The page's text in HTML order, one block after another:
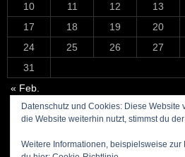
10
11 12 13
17
18 19 20
24
25 26 27
31
« Feb.
Datenschutz und Cookies: Diese Website
die Website weiterhin nutzt, stimmst du
Weitere Informationen, beispielsweise